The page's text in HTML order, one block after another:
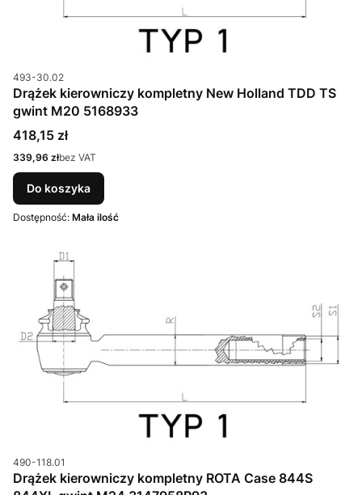
Kod produktu
493-30.02
Drążek kierowniczy kompletny New Holland TDD TS
gwint M20 5168933
Cena
418,15 zł
Cena
339,96 złbez VAT
Do koszyka
Dostępność: Mała ilość
Kod produktu
490-118.01
Drążek kierowniczy kompletny ROTA Case 844S